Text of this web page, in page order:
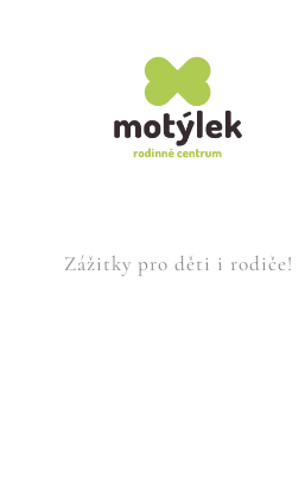
Zážitky pro děti i rodiče!